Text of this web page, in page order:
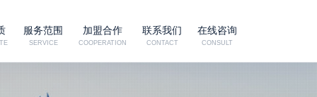
服务范围
SERVICE
加盟合作
COOPERATION
联系我们
CONTACT
在线咨询
CONSULT